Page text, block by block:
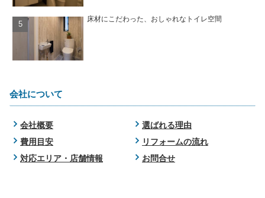
床材にこだわった、おしゃれなトイレ空間
会社について
会社概要
選ばれる理由
費用目安
リフォームの流れ
対応エリア・店舗情報
お問合せ